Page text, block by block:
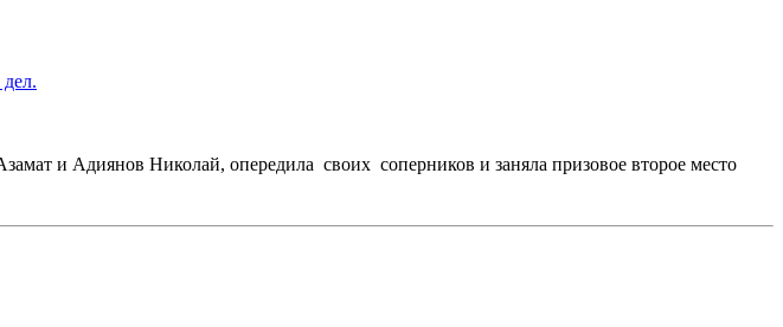
и Адиянов Николай, опередила своих соперников и заняла призовое второе место